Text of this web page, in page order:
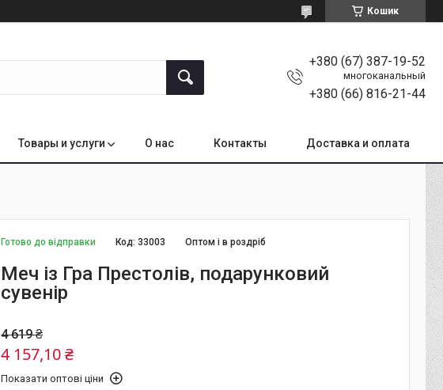
Кошик
+380 (67) 387-19-52
многоканальный
+380 (66) 816-21-44
Товары и услуги О нас Контакты Доставка и оплата
Готово до відправки Оптом і в роздріб
Код:33003
Меч із Гра Престолів, подарунковий
сувенір
4 619 ₴
4 157,10 ₴
Показати оптові ціни